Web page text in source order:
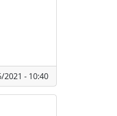
2021 - 10:40